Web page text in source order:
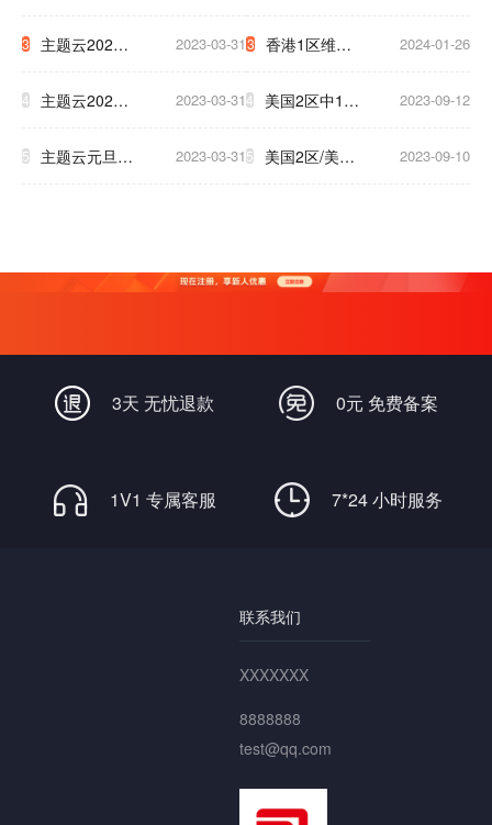
假公告
付系统升级公
告
3 主题云2023
年五一放假公
告
2023-03-31
4 主题云2023
年春节放假公
2023-03-31
5 主题云元旦大 2023-03-31
網路升級通知
至下午5点
3 香港1区维护
3小时通知
2024-01-26
4 美国2区中1区
将于9.17号被
2023-09-12
5 美国2区/美国 2023-09-10
3天 无忧退款 0元 免费备案
1V1 专属客服 7*24 小时服务
联系我们
XXXXXXX
8888888
test@qq.com